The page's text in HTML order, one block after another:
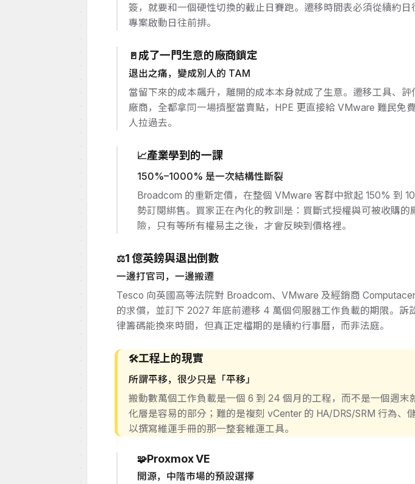
簽，就要和一個硬性切換的截止日賽跑。遷移時間表必須從續約日
專案啟動日往前排。
🚪 成了一門生意的廠商鎖定
退出之痛，變成別人的 TAM
當留下來的成本飆升，離開的成本本身就成了生意。遷移工具、評
廠商，全都拿同一場擠壓當賣點，HPE 更直接給 VMware 難民免
人拉過去。
📈產業學到的一課
150%–1000% 是一次結構性斷裂
Broadcom 的重新定價，在整個 VMware 客群中掀起 150% 到
勢訂閱綁售。買家正在內化的教訓是：買斷式授權與可被收購的
險，只有等所有權易主之後，才會反映到價格裡。
⚖️1 億英鎊與退出倒數
一邊打官司，一邊搬遷
Tesco 向英國高等法院對 Broadcom、VMware 及經銷商
的求償，並訂下 2027 年底前遷移 4 萬個伺服器工作負載的期限。訴
律籌碼能換來時間，但真正定檔期的是續約行事曆，而非法庭。
🛠️工程上的現實
所謂平移，很少只是「平移」
搬動數萬個工作負載是一個 6 到 24 個月的工程，而不是一個週末
化層是容易的部分；難的是複刻 vCenter 的 HA/DRS/SRM 行為、
以撰寫維運手冊的那一整套維運工具。
🧩Proxmox VE
開源，中階市場的預設選擇